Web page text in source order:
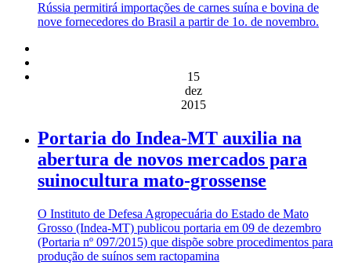
Rússia permitirá importações de carnes suína e bovina de
nove fornecedores do Brasil a partir de 1o. de novembro.
15
dez
2015
Portaria do Indea-MT auxilia na
abertura de novos mercados para
suinocultura mato-grossense
O Instituto de Defesa Agropecuária do Estado de Mato
Grosso (Indea-MT) publicou portaria em 09 de dezembro
(Portaria nº 097/2015) que dispõe sobre procedimentos para
produção de suínos sem ractopamina